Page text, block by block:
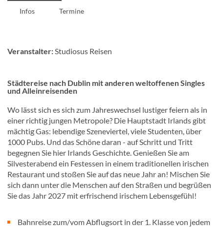
Infos Termine
Veranstalter:Studiosus Reisen
Städtereise nach Dublin mit anderen weltoffenen Singles
und Alleinreisenden
Wo lässt sich es sich zum Jahreswechsel lustiger feiern als in
einer richtig jungen Metropole? Die Hauptstadt Irlands gibt
mächtig Gas: lebendige Szeneviertel, viele Studenten, über
1000 Pubs. Und das Schöne daran - auf Schritt und Tritt
begegnen Sie hier Irlands Geschichte. Genießen Sie am
Silvesterabend ein Festessen in einem traditionellen irischen
Restaurant und stoßen Sie auf das neue Jahr an! Mischen Sie
sich dann unter die Menschen auf den Straßen und begrüßen
Sie das Jahr 2027 mit erfrischend irischem Lebensgefühl!
Bahnreise zum/vom Abflugsort in der 1. Klasse von jedem